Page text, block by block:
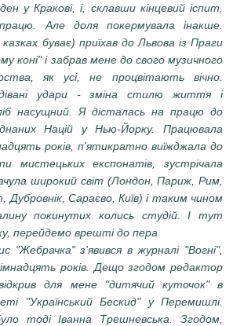
у Кракові, і, склавши кінцевий іспит,
Але доля покермувала інакше.
буває) приїхав до Львова із Праги
коні" і забрав мене до свого музичного
як усі, не процвітають вічно.
удари - зміна стилю життя і
насущний. Я дісталась на працю до
Націй у Нью-Йорку. Працювала
років, п'ятикратно виїжджала до
мистецьких експонатів, зустрічала
широкий світ (Лондон, Париж, Рим,
Сараєво, Київ) і таким чином
покинутих колись студій. І тут
перейдемо врешті до пера.
"Жебрачка" з'явився в журналі "Вогні",
років. Дещо згодом редактор
для мене "дитячий куточок" в
"Український Бескид" у Перемишлі.
тоді Іванна Трешневська. Згодом,